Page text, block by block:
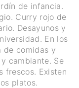
de infancia.
Curry rojo de
Desayunos y
En los
de comidas y
cambiante. Se
frescos. Existen
platos.